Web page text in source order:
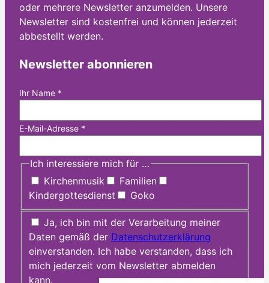
oder mehrere Newsletter anzumelden. Unsere
Newsletter sind kostenfrei und können jederzeit
abbestellt werden.
Newsletter abonnieren
Ihr Name *
E-Mail-Adresse *
Ich interessiere mich für …
Kirchenmusik
Familien
Kindergottesdienst
Goko
Ja, ich bin mit der Verarbeitung meiner
Daten gemäß der Datenschutzerklärung
einverstanden. Ich habe verstanden, dass ich
mich jederzeit vom Newsletter abmelden
kann.